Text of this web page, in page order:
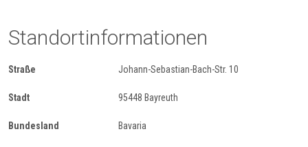
Standortinformationen
Straße Johann-Sebastian-Bach-Str. 10
Stadt 95448 Bayreuth
Bundesland Bavaria